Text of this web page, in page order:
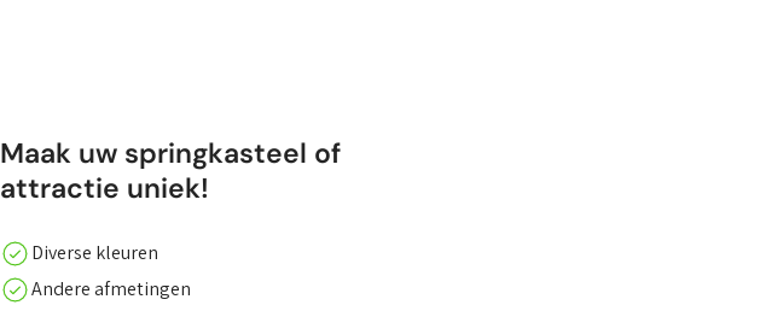
Maak uw springkasteel of
attractie uniek!
Diverse kleuren
Andere afmetingen